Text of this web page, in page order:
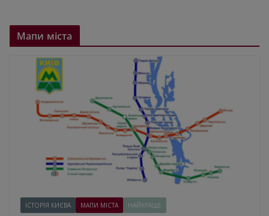
Мапи міста
ІСТОРІЯ КИЄВА МАПИ МІСТА НАЙКРАЩЕ